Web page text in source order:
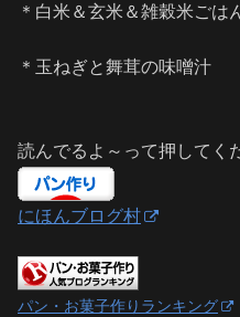
＊白米＆玄米＆雑穀米ごは
＊玉ねぎと舞茸の味噌汁
読んでるよ～って押してく
にほんブログ村
パン・お菓子作りランキング